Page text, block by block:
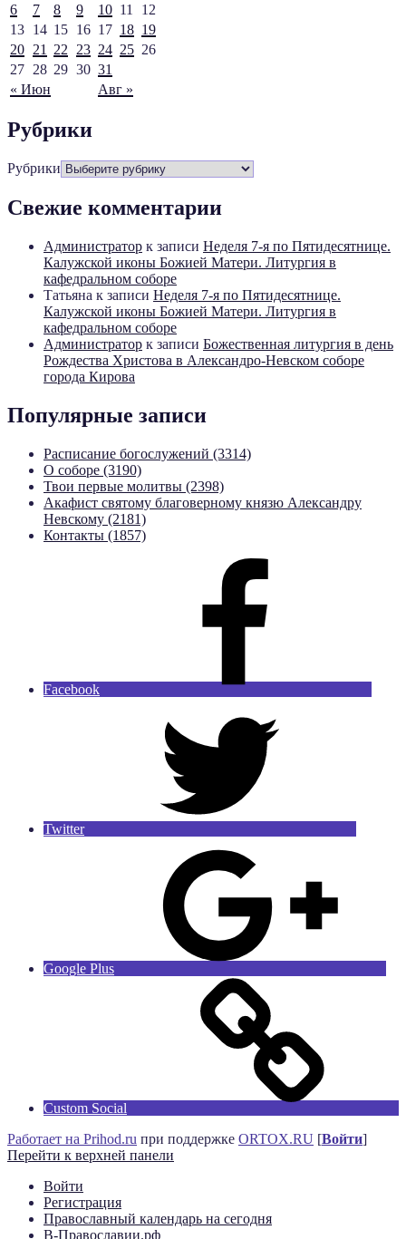
« Июн Авг »
6
7 8 9 10 11
12
13 14 15 16 17 18 19
20 21 22 23 24 25 26
27 28 29 30 31
Рубрики
Рубрики
Свежие комментарии
Администратор к записи Неделя 7-я по Пятидесятнице.
Калужской иконы Божией Матери. Литургия в
кафедральном соборе
Татьяна к записи Неделя 7-я по Пятидесятнице.
Калужской иконы Божией Матери. Литургия в
кафедральном соборе
Администратор к записи Божественная литургия в день
Рождества Христова в Александро-Невском соборе
города Кирова
Популярные записи
Расписание богослужений (3314)
О соборе (3190)
Твои первые молитвы (2398)
Акафист святому благоверному князю Александру
Невскому (2181)
Контакты (1857)
Facebook
Twitter
Google Plus
Custom Social
Работает на Prihod.ru при поддержке ORTOX.RU [Войти]
Перейти к верхней панели
Войти
Регистрация
Православный календарь на сегодня
В-Православии.рф